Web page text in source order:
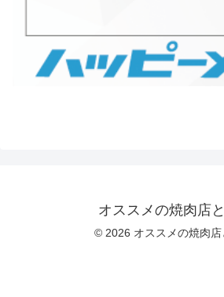
オススメの焼肉店
© 2026 オススメの焼肉店